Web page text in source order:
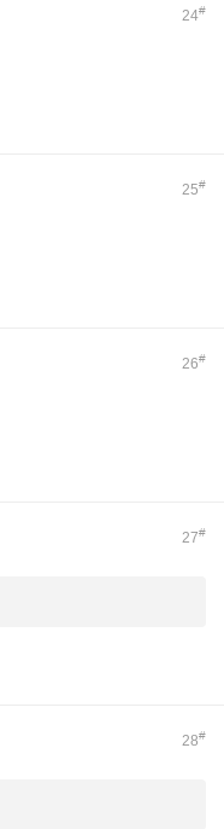
24#
25#
26#
27#
28#